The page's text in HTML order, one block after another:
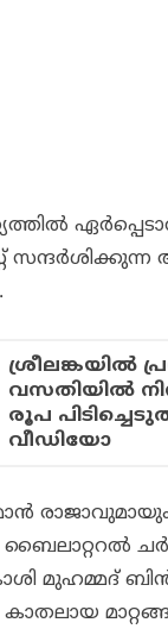
ശ്രീലങ്കയില്‍
വസതിയില്‍
രൂപ
വീഡിയോ
രാജാവുമായും
മുഹമ്മദ്